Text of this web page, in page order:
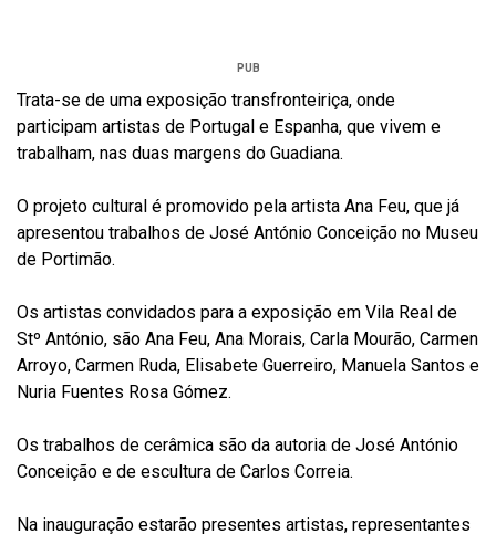
PUB
Trata-se de uma exposição transfronteiriça, onde
participam artistas de Portugal e Espanha, que vivem e
trabalham, nas duas margens do Guadiana.
O projeto cultural é promovido pela artista Ana Feu, que já
apresentou trabalhos de José António Conceição no Museu
de Portimão.
Os artistas convidados para a exposição em Vila Real de
Stº António, são Ana Feu, Ana Morais, Carla Mourão, Carmen
Arroyo, Carmen Ruda, Elisabete Guerreiro, Manuela Santos e
Nuria Fuentes Rosa Gómez.
Os trabalhos de cerâmica são da autoria de José António
Conceição e de escultura de Carlos Correia.
Na inauguração estarão presentes artistas, representantes